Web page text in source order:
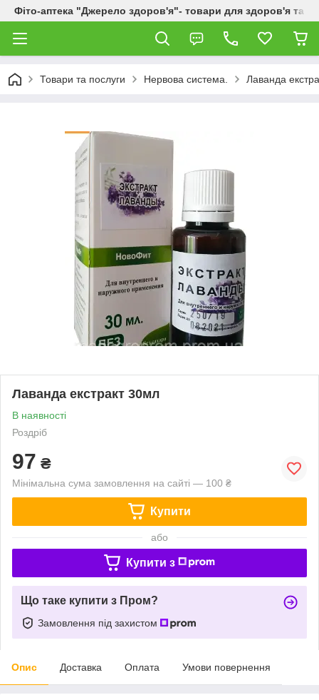
Фіто-аптека "Джерело здоров'я"- товари для здоров'я та
Товари та послуги Нервова система. Лаванда
Лаванда екстракт 30мл
В наявності
Роздріб
97 ₴
Мінімальна сума замовлення на сайті — 100 ₴
Купити
або
Купити з
Що таке купити з Пром?
Замовлення під захистом
Опис Доставка Оплата Умови повернення